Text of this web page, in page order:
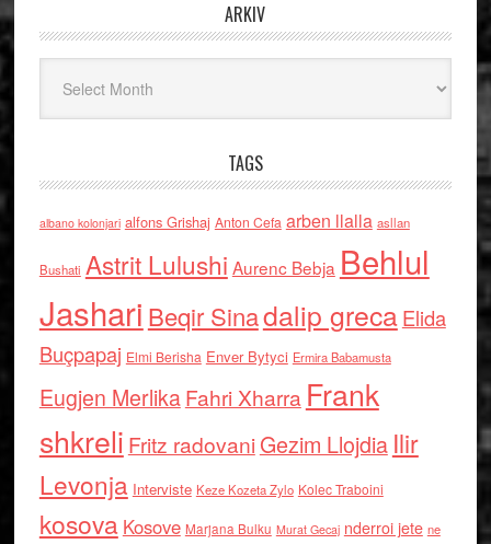
ARKIV
TAGS
albano kolonjari alfons Grishaj Anton Cefa arben llalla asllan
Bushati Astrit Lulushi Aurenc Bebja Behlul
Jashari Beqir Sinadalip grecaElida
Buçpapaj Elmi Berisha Enver Bytyci Ermira Babamusta
Eugjen MerlikaFahri Xharra Frank
shkreli Fritz radovaniGezim Llojdia Ilir
Levonja Interviste Keze Kozeta Zylo Kolec Traboini
kosova Kosove Marjana Bulku Murat Gecaj nderroi jete ne